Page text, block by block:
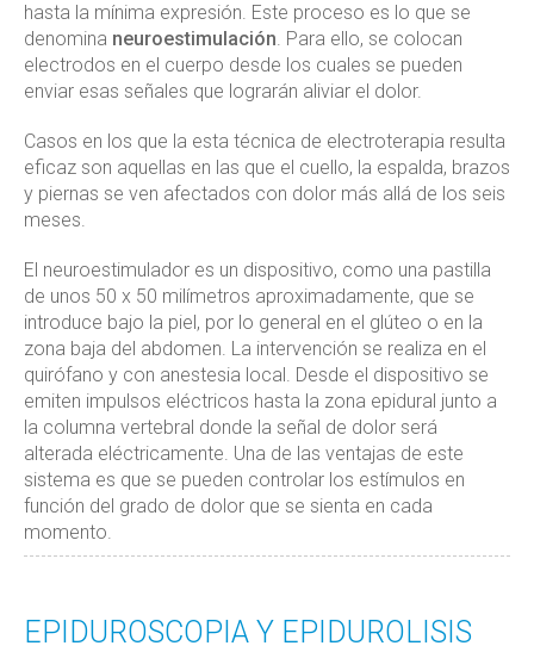
hasta la mínima expresión. Este proceso es lo que se
denomina neuroestimulación. Para ello, se colocan
electrodos en el cuerpo desde los cuales se pueden
enviar esas señales que lograrán aliviar el dolor.
Casos en los que la esta técnica de electroterapia resulta
eficaz son aquellas en las que el cuello, la espalda, brazos
y piernas se ven afectados con dolor más allá de los seis
meses.
El neuroestimulador es un dispositivo, como una pastilla
de unos 50 x 50 milímetros aproximadamente, que se
introduce bajo la piel, por lo general en el glúteo o en la
zona baja del abdomen. La intervención se realiza en el
quirófano y con anestesia local. Desde el dispositivo se
emiten impulsos eléctricos hasta la zona epidural junto a
la columna vertebral donde la señal de dolor será
alterada eléctricamente. Una de las ventajas de este
sistema es que se pueden controlar los estímulos en
función del grado de dolor que se sienta en cada
momento.
EPIDUROSCOPIA Y EPIDUROLISIS